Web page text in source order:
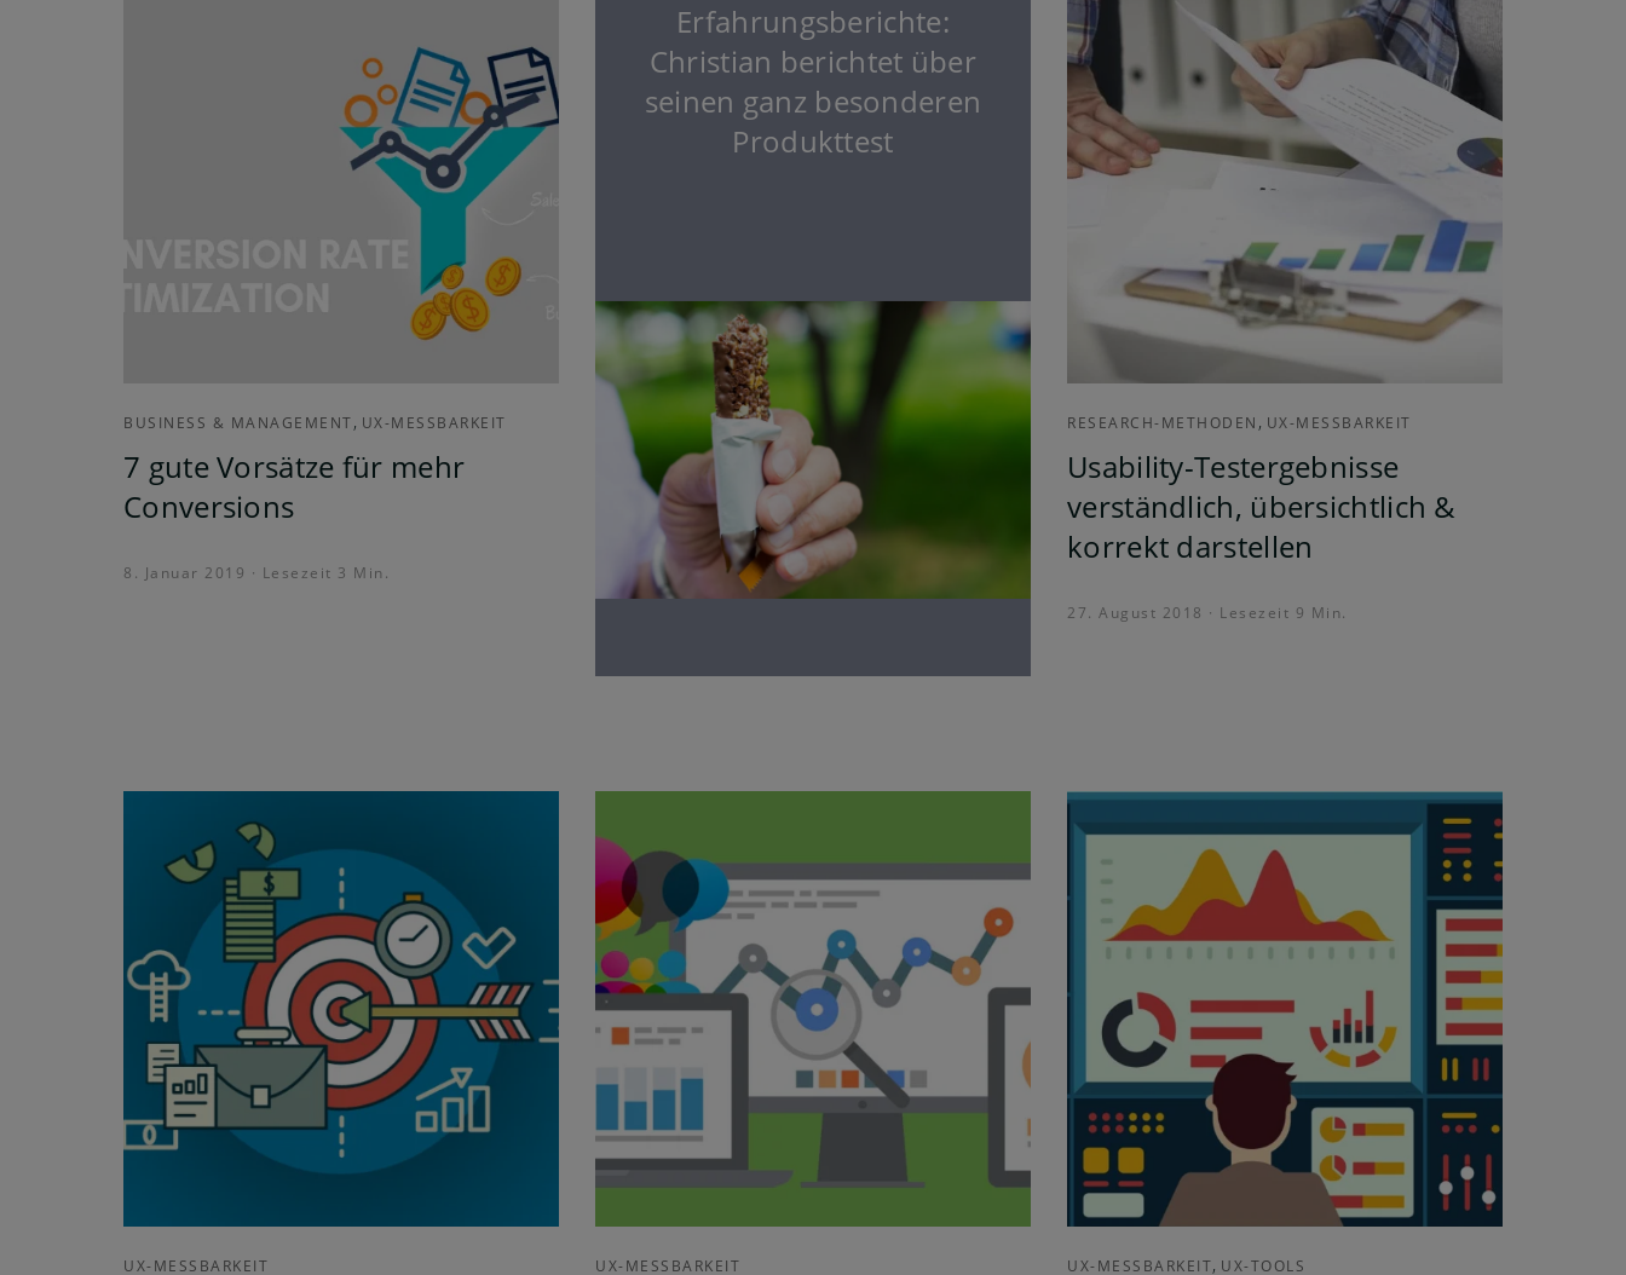
BUSINESS & MANAGEMENT, UX-MESSBARKEIT
7 gute Vorsätze für mehr
Conversions
8. Januar 2019 · Lesezeit 3 Min.
Erfahrungsberichte:
Christian berichtet über
seinen ganz besonderen
Produkttest
RESEARCH-METHODEN , UX-MESSBARKEIT
Usability-Testergebnisse
verständlich, übersichtlich &
korrekt darstellen
27. August 2018 · Lesezeit 9 Min.
UX-MESSBARKEIT UX-MESSBARKEIT UX-MESSBARKEIT, UX-TOOLS